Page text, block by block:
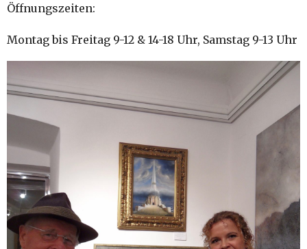
Öffnungszeiten:
Montag bis Freitag 9-12 & 14-18 Uhr, Samstag 9-13 Uhr